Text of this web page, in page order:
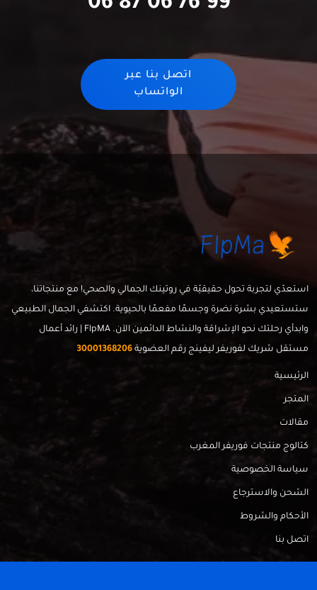
اتصل بنا عبر
الواتساب
استعدّي لتجربة تحول حقيقيّة في روتينك الجمالي والصحي! مع منتجاتنا،
ستستعيدي بشرة نضرة وجسمًا مفعمًا بالحيوية. اكتشفي الجمال الطبيعي
وابدأي رحلتك نحو الإشراقة والنشاط الدائمين الآن. FlpMA | رائد أعمال
مستقل شريك لفوريفر ليفينج رقم العضوية 30001368206
الرئيسية
المتجر
مقالات
كتالوج منتجات فوريفر المغرب
سياسة الخصوصية
الشحن والاسترجاع
الأحكام والشروط
اتصل بنا